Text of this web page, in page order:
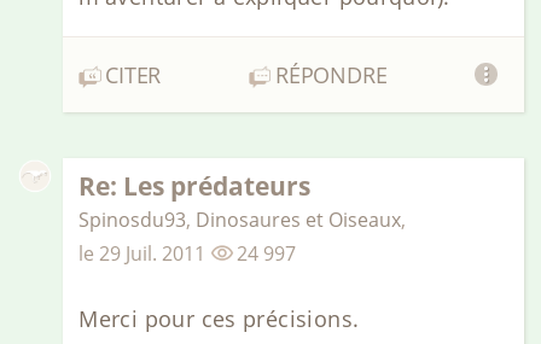
CITER RÉPONDRE
Re: Les prédateurs
Spinosdu93, Dinosaures et Oiseaux,
le29 Juil. 2011 24 997
Merci pour ces précisions.